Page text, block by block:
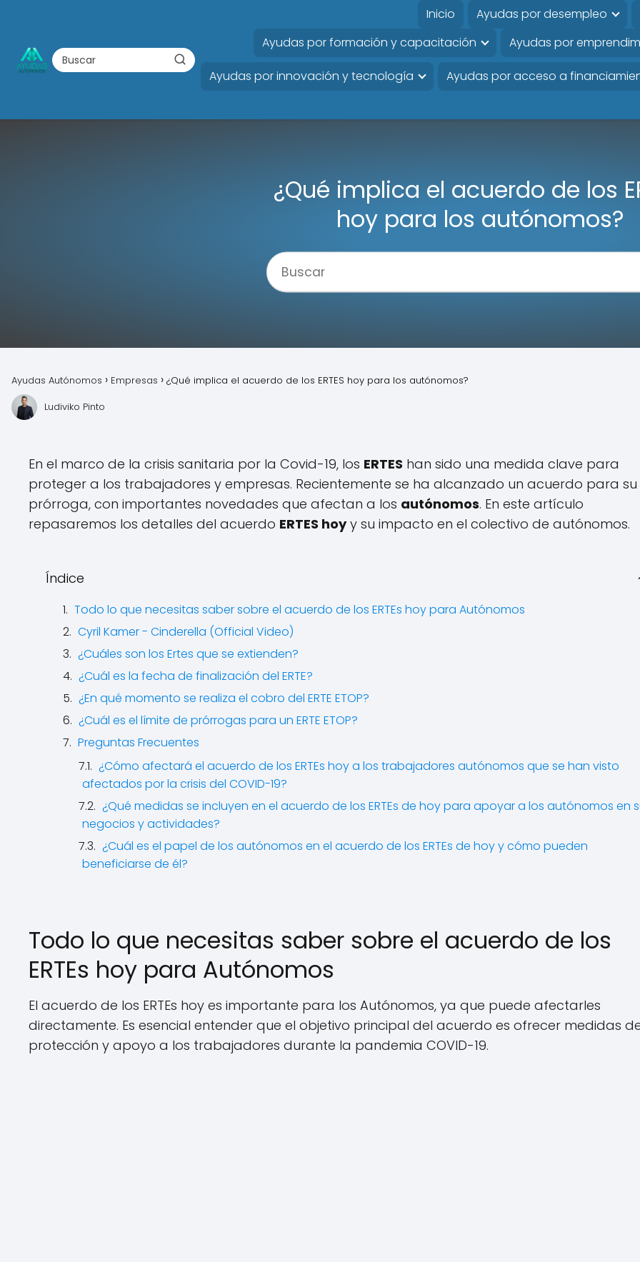
Inicio Ayudas por desempleo
Ayudas por formación y capacitación
Ayudas por
Ayudas por innovación y tecnología Ayudas por acceso a
¿Qué implica el acuerdo de los
hoy para los autónomos?
Ayudas Autónomos Empresas
¿Qué implica el acuerdo de los ERTES hoy para los autónomos?
Ludiviko Pinto
En el marco de la crisis sanitaria por la Covid-19, los ERTES han sido una medida clave para
proteger a los trabajadores y empresas. Recientemente se ha alcanzado un acuerdo para su
prórroga, con importantes novedades que afectan a los autónomos. En este artículo
repasaremos los detalles del acuerdo ERTES hoyy su impacto en el colectivo de autónomos.
Índice
Todo lo que necesitas saber sobre el acuerdo de los ERTEs hoy para Autónomos
Cyril Kamer - Cinderella (Official Video)
¿Cuáles son los Ertes que se extienden?
¿Cuál es la fecha de finalización del ERTE?
¿En qué momento se realiza el cobro del ERTE ETOP?
¿Cuál es el límite de prórrogas para un ERTE ETOP?
Preguntas Frecuentes
¿Cómo afectará el acuerdo de los ERTEs hoy a los trabajadores autónomos que se han visto
afectados por la crisis del COVID-19?
¿Qué medidas se incluyen en el acuerdo de los ERTEs de hoy para apoyar a los autónomos en
negocios y actividades?
¿Cuál es el papel de los autónomos en el acuerdo de los ERTEs de hoy y cómo pueden
beneficiarse de él?
Todo lo que necesitas saber sobre el acuerdo de los
ERTEs hoy para Autónomos
El acuerdo de los ERTEs hoy es importante para los Autónomos, ya que puede afectarles
directamente. Es esencial entender que el objetivo principal del acuerdo es ofrecer medidas
protección y apoyo a los trabajadores durante la pandemia COVID-19.